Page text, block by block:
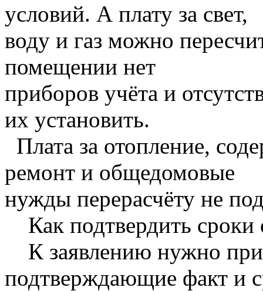
условий. А плату за свет,
воду и газ можно
помещении нет
приборов учёта и
их установить.
Плата за отопление,
ремонт и общедомовые
нужды перерасчёту не
Как подтвердить сроки
К заявлению нужно
подтверждающие факт и